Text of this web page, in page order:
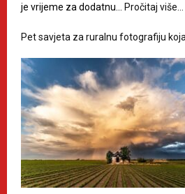
je vrijeme za dodatnu…
Pročitaj više…
Pet savjeta za ruralnu fotografiju